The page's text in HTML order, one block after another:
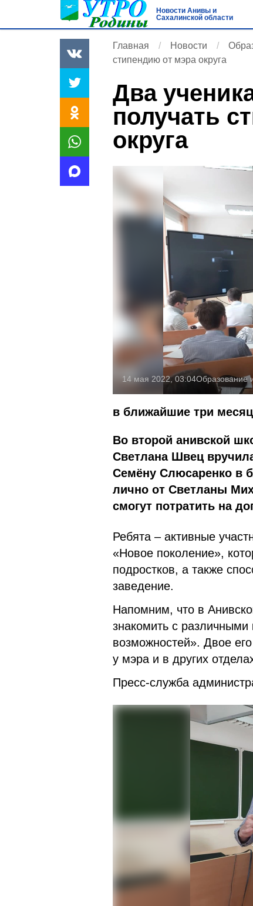
Новости Анивы и
Сахалинской области
Главная Новости
стипендию от мэра округа
Два
получать
округа
14 мая 2022, 03:04Образование
в ближайшие три
Во второй анивской
Светлана Швец
Семёну Слюсаренко в
лично от Светланы
смогут потратить на
Ребята – активные
«Новое поколение»,
подростков, а также
заведение.
Напомним, что в
знакомить с
возможностей». Двое
у мэра и в других
Пресс-служба